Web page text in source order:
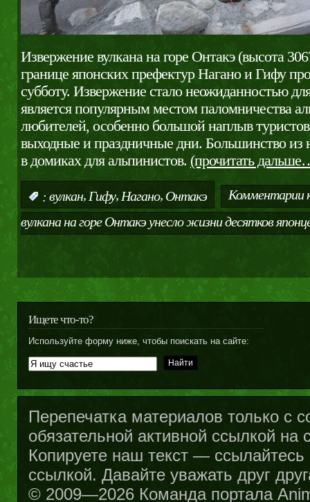
Извержение вулкана на горе Онтакэ (высота
границе японских префектур Нагано и Гифу
субботу. Извержение стало неожиданностью
является популярным местом паломничества
любителей, особенно большой наплыв
выходные и праздничные дни. Большинство из
в домиках для альпинистов. (прочитать
: вулкан,Гифу,Нагано, Онтакэ Комментарии
вулкана на горе Онтакэ унесло жизни десятков
Ищете что-то?
Используйте форму ниже, чтобы поискать на сайте:
Перепечатка материалов только с
обязательной активной ссылкой на
Копируете наш текст —
ссылкой. Давайте уважать друг
© 2009—2026 Команда портала